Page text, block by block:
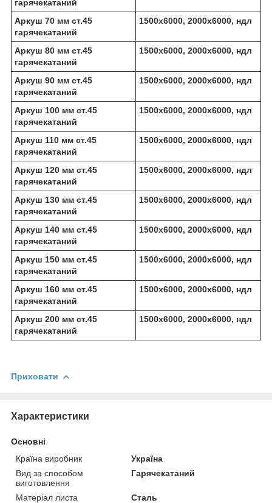
гарячекатаний
Аркуш 70 мм ст.45
гарячекатаний
1500х6000, 2000х6000, ндл
Аркуш 80 мм ст.45
гарячекатаний
1500х6000, 2000х6000, ндл
Аркуш 90 мм ст.45
гарячекатаний
1500х6000, 2000х6000, ндл
Аркуш 100 мм ст.45
гарячекатаний
1500х6000, 2000х6000, ндл
Аркуш 110 мм ст.45
гарячекатаний
1500х6000, 2000х6000, ндл
Аркуш 120 мм ст.45
гарячекатаний
1500х6000, 2000х6000, ндл
Аркуш 130 мм ст.45
гарячекатаний
1500х6000, 2000х6000, ндл
Аркуш 140 мм ст.45
гарячекатаний
1500х6000, 2000х6000, ндл
Аркуш 150 мм ст.45
гарячекатаний
1500х6000, 2000х6000, ндл
Аркуш 160 мм ст.45
гарячекатаний
1500х6000, 2000х6000, ндл
Аркуш 200 мм ст.45
гарячекатаний
1500х6000, 2000х6000, ндл
Приховати
Характеристики
Основні
Країна виробник
Україна
Вид за способом
виготовлення
Гарячекатаний
Матеріал листа
Сталь